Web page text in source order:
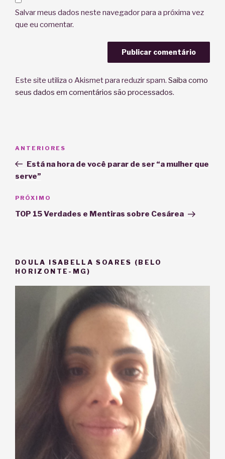
Salvar meus dados neste navegador para a próxima vez
que eu comentar.
Este site utiliza o Akismet para reduzir spam. Saiba como
seus dados em comentários são processados.
Post
Post
anterior
ANTERIORES
Está na hora de você parar de ser “a mulher que
serve”
Próximo
post
PRÓXIMO
TOP 15 Verdades e Mentiras sobre Cesárea
DOULA ISABELLA SOARES (BELO
HORIZONTE-MG)